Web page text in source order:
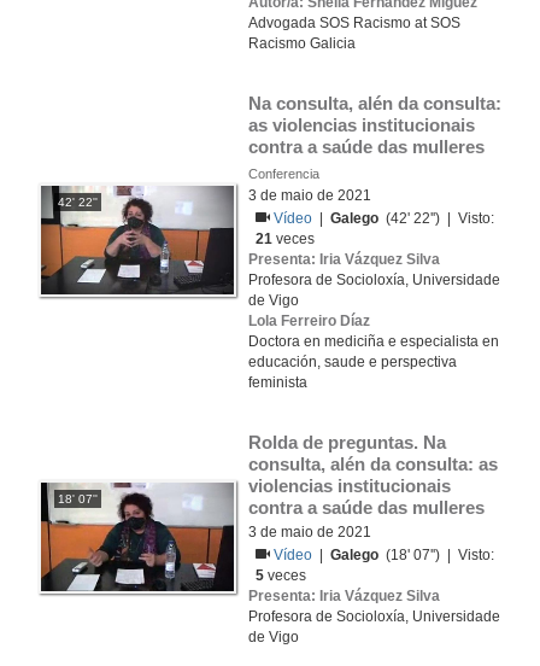
Advogada SOS Racismo at SOS
Racismo Galicia
42' 22''
Na consulta, alén da consulta:
as violencias institucionais
contra a saúde das mulleres
Conferencia
3 de maio de 2021
Vídeo
|Galego (42' 22'') | Visto:
21 veces
Presenta: Iria Vázquez Silva
Profesora de Socioloxía, Universidade
de Vigo
Lola Ferreiro Díaz
Doctora en mediciña e especialista en
educación, saude e perspectiva
feminista
18' 07''
Rolda de preguntas. Na
consulta, alén da consulta: as
violencias institucionais
contra a saúde das mulleres
3 de maio de 2021
Vídeo
|Galego (18' 07'') | Visto:
5 veces
Presenta: Iria Vázquez Silva
Profesora de Socioloxía, Universidade
de Vigo